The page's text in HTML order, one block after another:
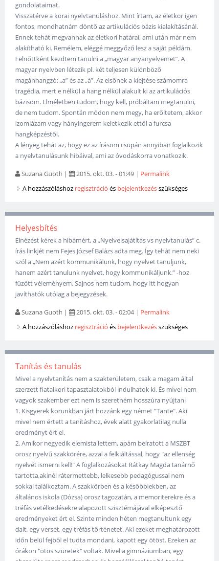
gondolataimat.
Visszatérve a korai nyelvtanuláshoz. Mint írtam, az életkor igen
fontos, mondhatnám döntő az artikulációs bázis kialakításánál.
Ennek tehát megvannak az életkori határai, ami után már nem
alakítható ki. Remélem, eléggé meggyőző lesz a saját példám.
Felnőttként kezdtem tanulni a „magyar anyanyelvemet”. A
magyar nyelvben létezik pl. két teljesen különböző
magánhangzó: „a” és az „á”. Az elsőnek a kiejtése számomra
tragédia, mert e nélkül a hang nélkül alakult ki az artikulációs
bázisom. Elméletben tudom, hogy kell, próbáltam megtanulni,
de nem tudom. Spontán módon nem megy, ha erőltetem, akkor
izomlázam vagy hányingerem keletkezik ettől a furcsa
hangképzéstől.
A lényeg tehát az, hogy ez az írásom csupán annyiban foglalkozik
a nyelvtanulásunk hibáival, ami az óvodáskorra vonatkozik.
Suzana Guoth | 2015. okt. 03. - 01:49 | Permalink
A hozzászóláshoz regisztráció és bejelentkezésszükséges
Helyesbítés
Elnézést kérek a hibámért, a „Nyelvelsajátítás vs nyelvtanulás” c.
írás linkjét nem Fejes József Balázs adta meg. Így tehát nem neki
szól a „Nem azért kommunikálunk, hogy nyelvet tanuljunk,
hanem azért tanulunk nyelvet, hogy kommunikáljunk.” -hoz
fűzött véleményem. Sajnos nem tudom, hogy itt hogyan
javíthatók utólag a bejegyzések.
Suzana Guoth | 2015. okt. 03. - 02:04| Permalink
A hozzászóláshoz regisztráció és bejelentkezésszükséges
Tanítás és tanulás
Mivel a nyelvtanítás nem a szakterületem, csak a magam által
szerzett fiatalkori tapasztalatokból indulhatok ki. És mivel nem
vagyok szakember ezt nem is szeretném hosszúra nyújtani
1. Kisgyerek korunkban járt hozzánk egy német "Tante". Aki
mivel nem értett a tanításhoz, évek alatt gyakorlatilag nulla
eredményt ért el.
2. Amikor negyedik elemista lettem, apám beíratott a MSZBT
orosz nyelvű szakkörére, azzal a felkiáltással, hogy "az ellenség
nyelvét ismerni kell!" A foglalkozásokat Rátkay Magda tanárnő
tartotta,akinél rátermettebb, lelkesebb pedagógussal nem
sokkal találkoztam. A szakkörben és a későbbiekben, az
általános iskola (Dózsa) orosz tagozatán, a memoriterekre és a
tréfás vetélkedésekre alapozott szisztémájával elképesztő
eredményeket ért el. Szinte minden héten megtanultunk egy
dalt, egy verset, egy tréfás történetet. Aki ezeket meghatározott
időn belül fejből el tudta mondani, kapott egy ötöst. Ezeken az
órákon "ötös szüretek" voltak. Mivel a gimnáziumban, egy